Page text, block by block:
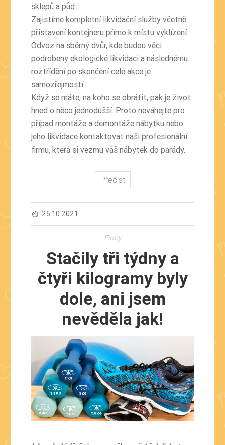
sklepů a půd.
Zajistíme kompletní likvidační služby včetně
přistavení kontejneru přímo k místu vyklízení.
Odvoz na sběrný dvůr, kde budou věci
podrobeny ekologické likvidaci a následnému
roztřídění po skončení celé akce je
samozřejmostí.
Když se máte, na koho se obrátit, pak je život
hned o něco jednodušší. Proto neváhejte pro
případ montáže a demontáže nábytku nebo
jeho likvidace kontaktovat naši profesionální
firmu, která si vezmu váš nábytek do parády.
Přečíst
av_timer 25.10.2021
Firmy
Stačily tři týdny a
čtyři kilogramy byly
dole, ani jsem
nevěděla jak!